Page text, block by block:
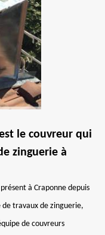
le couvreur qui
zinguerie à
à Craponne depuis
travaux de zinguerie,
de couvreurs